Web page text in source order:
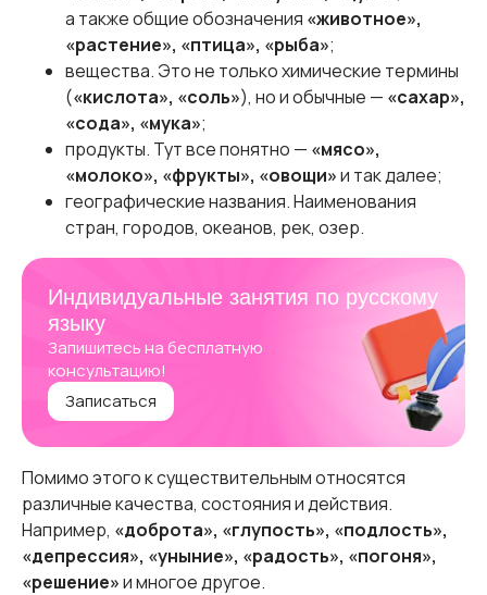
а также общие обозначения «животное»,
«растение», «птица», «рыба»;
вещества. Это не только химические термины
(«кислота», «соль»), но и обычные — «сахар»,
«сода», «мука»;
продукты. Тут все понятно — «мясо»,
«молоко», «фрукты», «овощи»и так далее;
географические названия. Наименования
стран, городов, океанов, рек, озер.
Индивидуальные занятия по русскому
языку
Запишитесь на бесплатную
консультацию!
Записаться
Помимо этого к существительным относятся
различные качества, состояния и действия.
Например, «доброта», «глупость», «подлость»,
«депрессия», «уныние», «радость», «погоня»,
«решение»и многое другое.